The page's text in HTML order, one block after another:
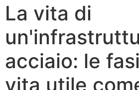
La vita di
acciaio: le
vita utile